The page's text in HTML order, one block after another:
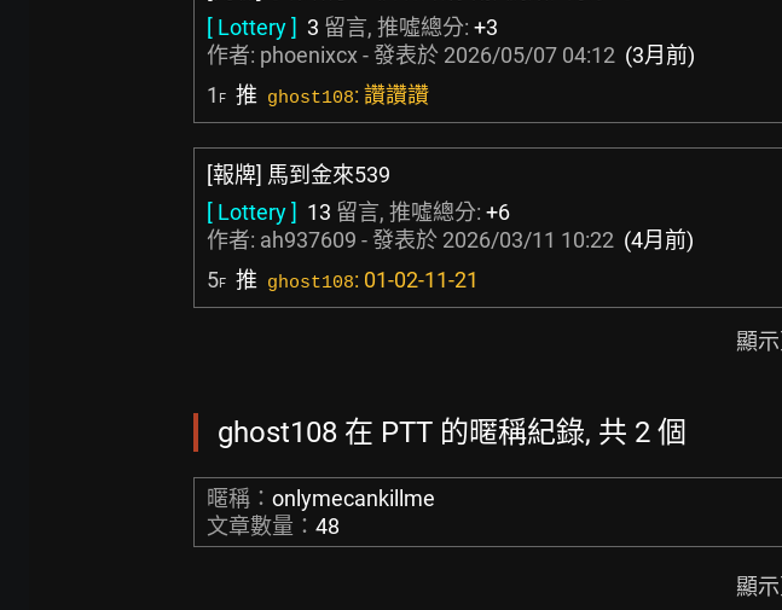
[ Lottery ] 3 留言, 推噓總分: +3
作者: phoenixcx - 發表於 2026/05/07 04:12 (3月前)
1 F 推 ghost108: 讚讚讚
[報牌] 馬到金來539
[ Lottery ] 13 留言, 推噓總分: +6
作者: ah937609 - 發表於 2026/03/11 10:22 (4月前)
5F 推 ghost108: 01-02-11-21
顯
ghost108 在 PTT 的暱稱紀錄, 共 2 個
暱稱： onlymecankillme
文章數量： 48
顯